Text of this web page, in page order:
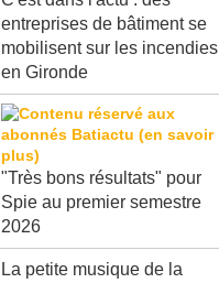
entreprises de bâtiment se
mobilisent sur les incendies
en Gironde
"Très bons résultats" pour
Spie au premier semestre
2026
La petite musique de la